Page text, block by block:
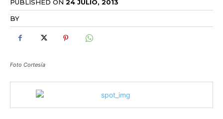
PUBLISHED ON 24 JULIO, 2013
BY
Foto Cortesía